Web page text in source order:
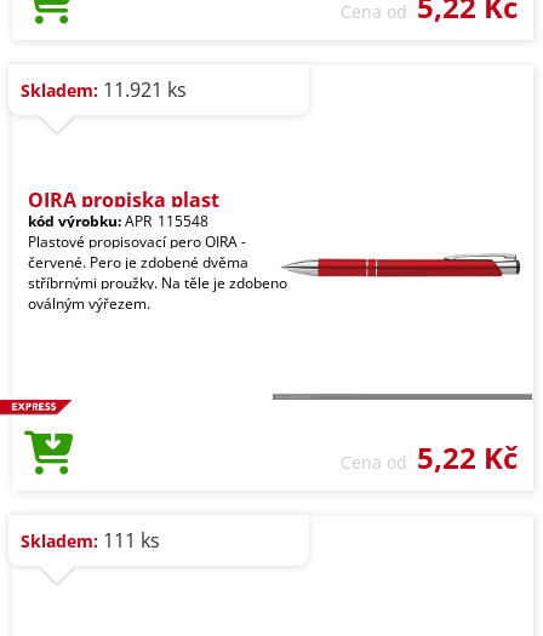
Cena od
Skladem: 11.921 ks
OIRA propiska plast
kód výrobku:APR_115548
Plastové propisovací pero OIRA -
červené. Pero je zdobené dvěma
stříbrnými proužky. Na těle je zdobeno
oválným výřezem.
Cena od 5,22 Kč
Skladem: 111 ks